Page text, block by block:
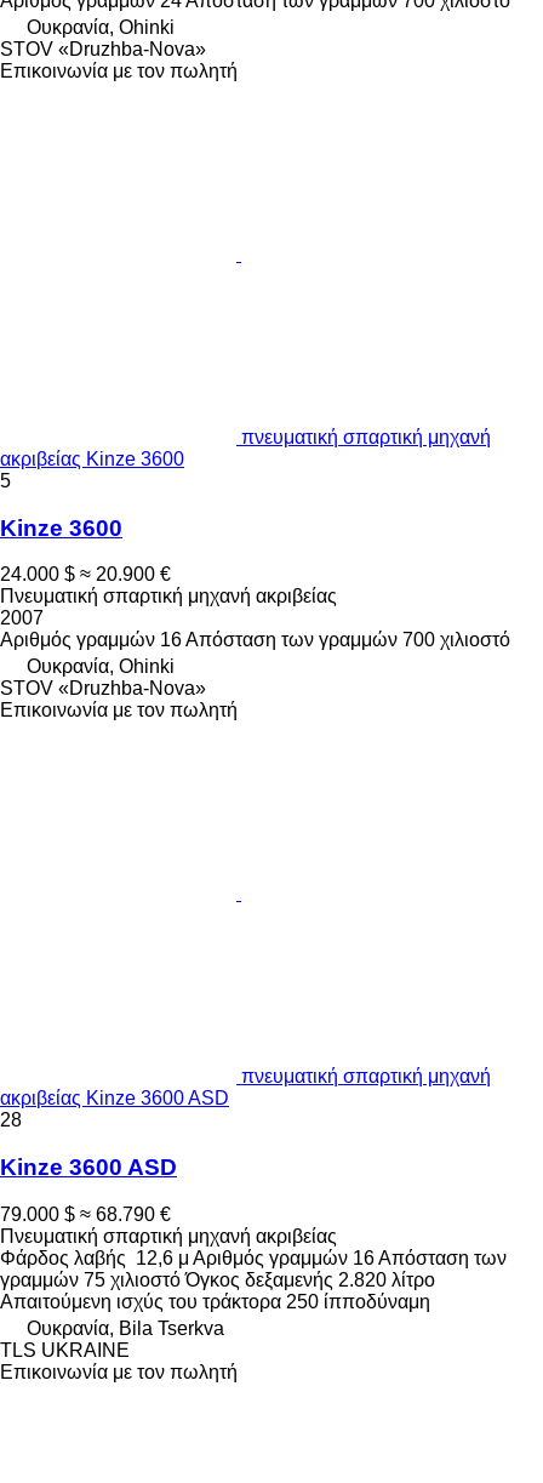
Ουκρανία, Ohinki
STOV «Druzhba-Nova»
Επικοινωνία με τον πωλητή
πνευματική σπαρτική μηχανή
ακριβείας Kinze 3600
5
Kinze 3600
24.000 $ ≈ 20.900 €
Πνευματική σπαρτική μηχανή ακριβείας
2007
Αριθμός γραμμών 16Απόσταση των γραμμών 700 χιλιοστό
Ουκρανία, Ohinki
STOV «Druzhba-Nova»
Επικοινωνία με τον πωλητή
πνευματική σπαρτική μηχανή
ακριβείας Kinze 3600 ASD
28
Kinze 3600 ASD
79.000 $ ≈ 68.790 €
Πνευματική σπαρτική μηχανή ακριβείας
Φάρδος λαβής 12,6 μ Αριθμός γραμμών 16Απόσταση των
γραμμών 75 χιλιοστό Όγκος δεξαμενής 2.820 λίτρο
Απαιτούμενη ισχύς του τράκτορα 250 ίπποδύναμη
Ουκρανία, Bila Tserkva
TLS UKRAINE
Επικοινωνία με τον πωλητή